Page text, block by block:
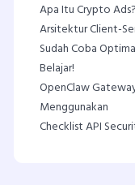
Apa Itu Crypto
Arsitektur Client-
Sudah Coba
Belajar!
OpenClaw
Menggunakan
Checklist API